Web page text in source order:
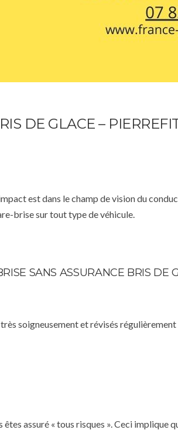
DE GLACE –
est dans le champ de vision du
brise sur tout type de véhicule.
SANS ASSURANCE BRIS DE
soigneusement et révisés
assuré « tous risques ». Ceci implique